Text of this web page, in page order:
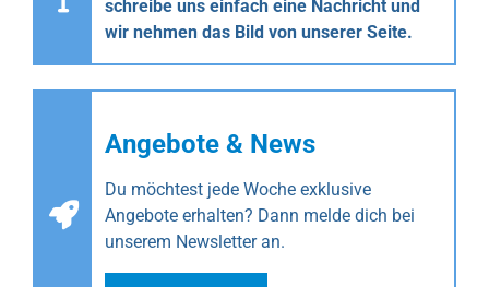
schreibe uns einfach eine Nachricht und
wir nehmen das Bild von unserer Seite.
Angebote & News
Du möchtest jede Woche exklusive
Angebote erhalten? Dann melde dich bei
unserem Newsletter an.